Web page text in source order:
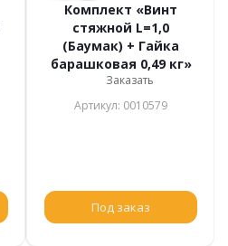
Комплект «Винт
стяжной L=1,0
(Баумак) + Гайка
барашковая 0,49 кг»
Заказать
Артикул: 0010579
Под заказ